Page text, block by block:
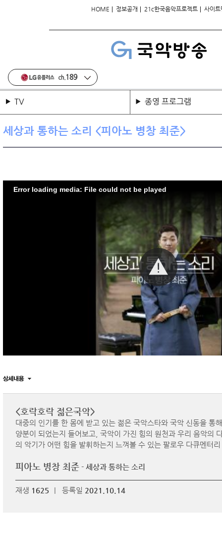
HOME | 정보공개 | 21c한국음악프로젝트 | 사이트
TV 종영 프로그램
세상과 통하는 소리 <피아노 병창 최준>
Error loading media: File could not be played
<호락호락 젊은국악>
대중의 인기를 한 몸에 받고 있는 젊은 국악스타와 국악 신동을 통
양분이 되었는지 들어보고, 국악이 가진 힘의 원천과 우리 음악의
의 악기가 어떤 힘을 발휘하는지 느껴볼 수 있는 팔로우 다큐멘터
피아노 병창 최준 - 세상과 통하는 소리
재생 1625 | 등록일 2021.10.14